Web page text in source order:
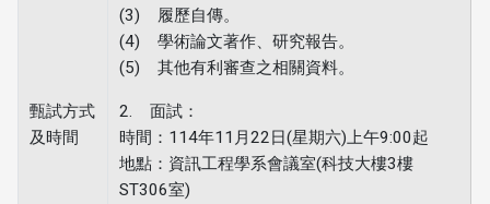
甄試方式
及時間
(3) 履歷自傳。
(4) 學術論文著作、研究報告。
(5) 其他有利審查之相關資料。
2. 面試：
時間：114年11月22日(星期六)上午9:00起
地點：資訊工程學系會議室(科技大樓3樓
ST306室)